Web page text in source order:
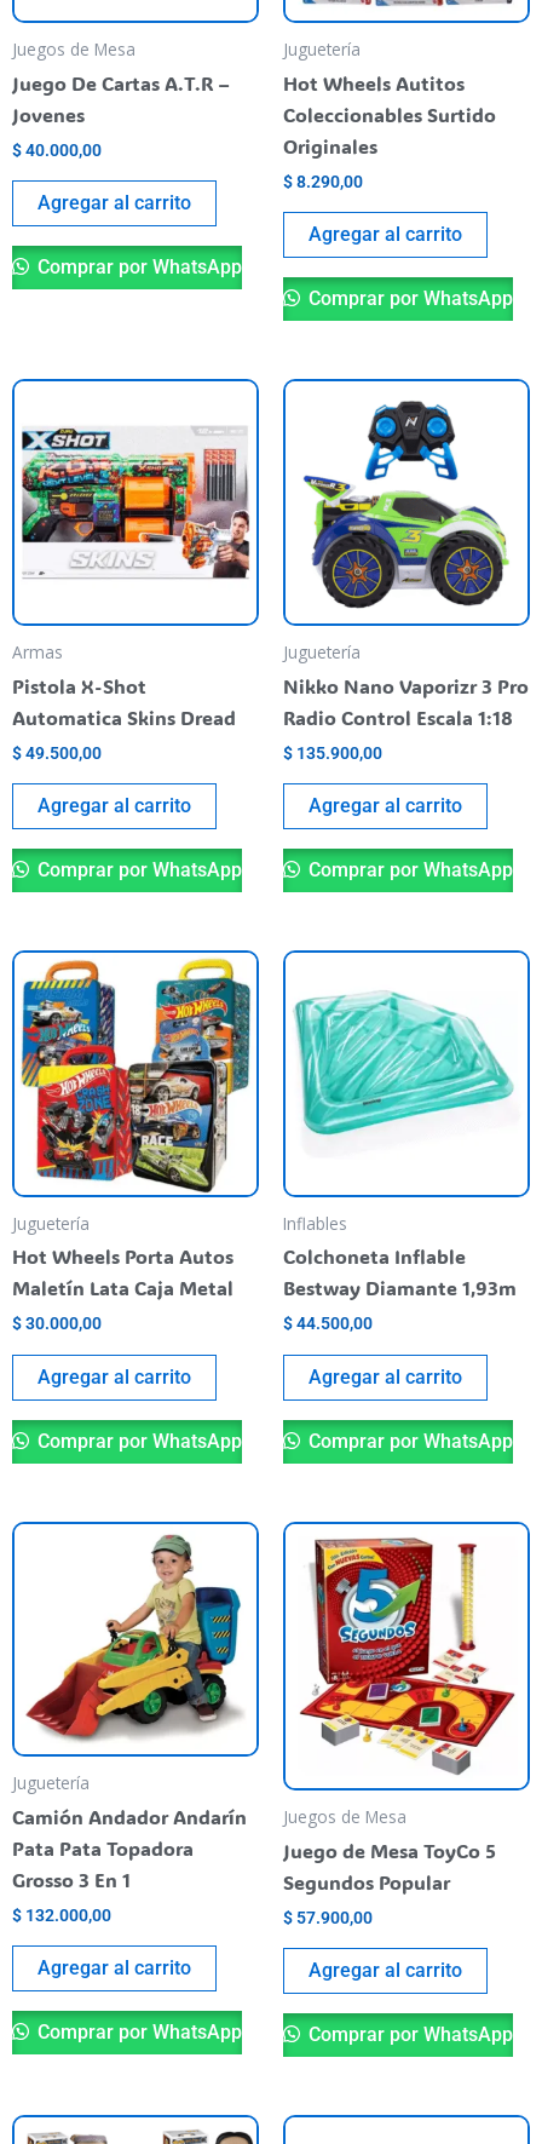
Juegos de Mesa
Juego De Cartas A.T.R –
Jovenes
$40.000,00
Agregar al carrito
Comprar por WhatsApp
Juguetería
Hot Wheels Autitos
Coleccionables Surtido
Originales
$8.290,00
Agregar al carrito
Comprar por WhatsApp
Armas
Pistola X-Shot
Automatica Skins Dread
$49.500,00
Agregar al carrito
Comprar por WhatsApp
Juguetería
Nikko Nano Vaporizr 3 Pro
Radio Control Escala 1:18
$ 135.900,00
Agregar al carrito
Comprar por WhatsApp
Juguetería
Hot Wheels Porta Autos
Maletín Lata Caja Metal
$30.000,00
Agregar al carrito
Comprar por WhatsApp
Inflables
Colchoneta Inflable
Bestway Diamante 1,93m
$44.500,00
Agregar al carrito
Comprar por WhatsApp
Juguetería
Camión Andador Andarín
Pata Pata Topadora
Grosso 3 En 1
$ 132.000,00
Agregar al carrito
Comprar por WhatsApp
Juegos de Mesa
Juego de Mesa ToyCo 5
Segundos Popular
$ 57.900,00
Agregar al carrito
Comprar por WhatsApp
Este